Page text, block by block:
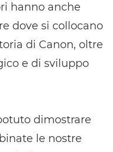
hanno anche
dove si collocano
di Canon, oltre
e di sviluppo
dimostrare
le nostre